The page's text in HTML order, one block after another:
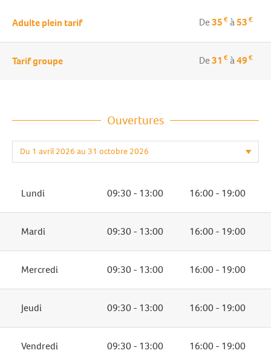
Adulte plein tarif De35€à53€
Tarif groupe De31 €à49€
Ouvertures
Lundi 09:30 - 13:00 16:00 - 19:00
Mardi 09:30 - 13:00 16:00 - 19:00
Mercredi 09:30 - 13:00 16:00 - 19:00
Jeudi 09:30 - 13:00 16:00 - 19:00
Vendredi 09:30 - 13:00 16:00 - 19:00